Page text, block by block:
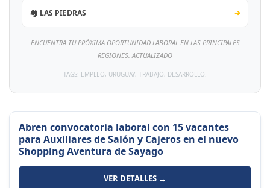
🏘️ LAS PIEDRAS ➔
ENCUENTRA TU PRÓXIMA OPORTUNIDAD LABORAL EN LAS PRINCIPALES
REGIONES. ACTUALIZADO
TAGS: EMPLEO, URUGUAY, TRABAJO, DESARROLLO.
Abren convocatoria laboral con 15 vacantes
para Auxiliares de Salón y Cajeros en el nuevo
Shopping Aventura de Sayago
VER DETALLES →